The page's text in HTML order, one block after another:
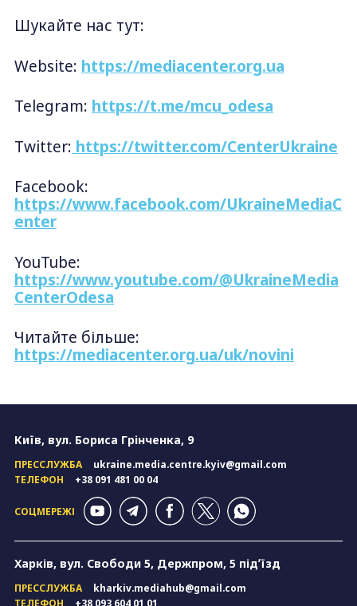
Шукайте нас тут:
Website: https://mediacenter.org.ua
Telegram: https://t.me/mcu_odesa
Twitter: https://twitter.com/CenterUkraine
Facebook:
https://www.facebook.com/UkraineMediaC
enter
YouTube:
https://www.youtube.com/@UkraineMedia
CenterOdesa
Читайте більше:
https://mediacenter.org.ua/uk/novini
Київ, вул. Бориса Грінченка, 9
ПРЕССЛУЖБА
ukraine.media.centre.kyiv@gmail.com
ТЕЛЕФОН
+38 091 481 00 04
СОЦМЕРЕЖІ
Харків, вул. Свободи 5, Держпром, 5 підʼїзд
ПРЕССЛУЖБА
kharkiv.mediahub@gmail.com
ТЕЛЕФОН
+38 093 604 01 01